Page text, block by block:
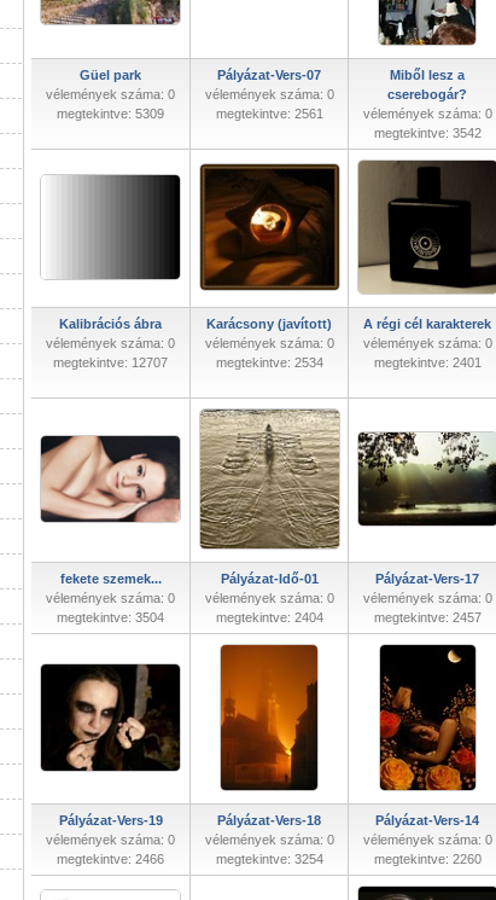
Güel park
vélemények száma: 0
megtekintve: 5309
Pályázat-Vers-07
vélemények száma: 0
megtekintve: 2561
Miből lesz a
cserebogár?
vélemények száma: 0
megtekintve: 3542
Kalibrációs ábra
vélemények száma: 0
megtekintve: 12707
Karácsony (javított)
vélemények száma: 0
megtekintve: 2534
A régi cél karakterek
vélemények száma: 0
megtekintve: 2401
fekete szemek...
vélemények száma: 0
megtekintve: 3504
Pályázat-Idő-01
vélemények száma: 0
megtekintve: 2404
Pályázat-Vers-17
vélemények száma: 0
megtekintve: 2457
Pályázat-Vers-19
vélemények száma: 0
megtekintve: 2466
Pályázat-Vers-18
vélemények száma: 0
megtekintve: 3254
Pályázat-Vers-14
vélemények száma: 0
megtekintve: 2260